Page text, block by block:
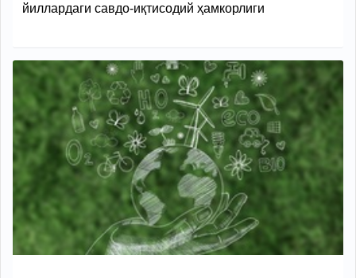
йиллардаги савдо-иқтисодий ҳамкорлиги